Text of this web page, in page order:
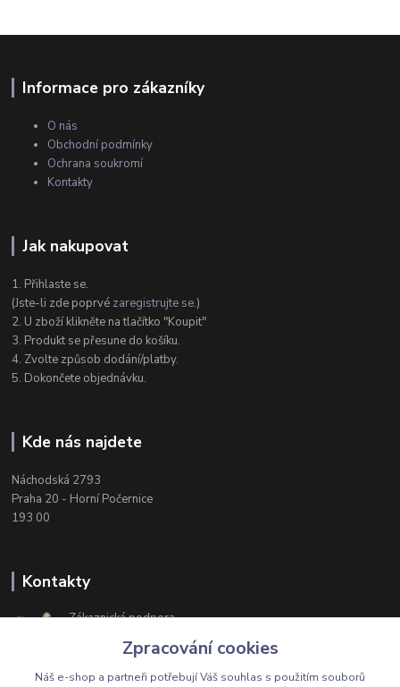
Informace pro zákazníky
O nás
Obchodní podmínky
Ochrana soukromí
Kontakty
Jak nakupovat
1. Přihlaste se.
(Jste-li zde poprvé zaregistrujte se.)
2. U zboží klikněte na tlačítko "Koupit"
3. Produkt se přesune do košíku.
4. Zvolte způsob dodání/platby.
5. Dokončete objednávku.
Kde nás najdete
Náchodská 2793
Praha 20 - Horní Počernice
193 00
Kontakty
Zákaznická podpora
+420 603 174 975
Po-Čt, 8-16 hod. Pá 8-14 hod.
Zpracování cookies
Náš e-shop a partneři potřebují Váš souhlas s použitím souborů